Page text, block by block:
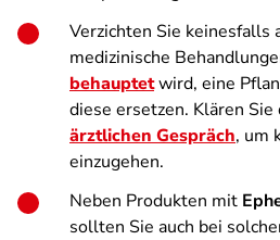
Verzichten Sie keinesfalls
medizinische
behauptetwird, eine
diese ersetzen. Klären Sie
ärztlichen Gespräch, um
einzugehen.
Neben Produkten mit
sollten Sie auch bei